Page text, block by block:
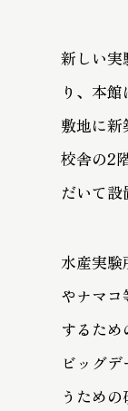
新しい実
り、本
敷地に
校舎の2
だいて設
水産実験
やナマ
するた
ビッグ
うため